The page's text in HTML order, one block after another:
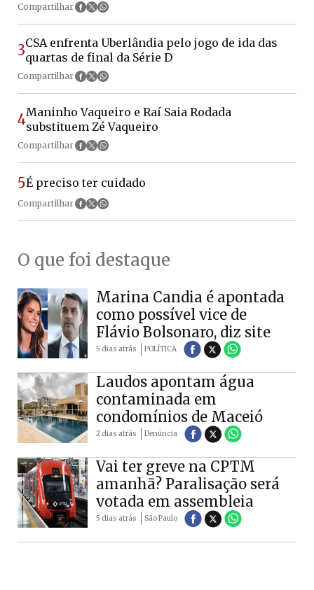
Compartilhar
3CSA enfrenta Uberlândia pelo jogo de ida das
quartas de final da Série D
Compartilhar
4Maninho Vaqueiro e Raí Saia Rodada
substituem Zé Vaqueiro
Compartilhar
5É preciso ter cuidado
Compartilhar
O que foi destaque
Marina Candia é apontada
como possível vice de
Flávio Bolsonaro, diz site
5 dias atrás POLÍTICA
Laudos apontam água
contaminada em
condomínios de Maceió
2 dias atrás Denúncia
Vai ter greve na CPTM
amanhã? Paralisação será
votada em assembleia
5 dias atrás São Paulo